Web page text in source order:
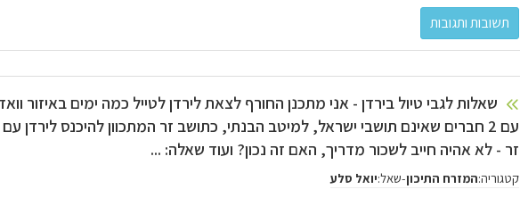
שאלות לגבי טיול בירדן - אני מתכנן החורף לצאת לירדן לטייל כמה ימים באיזור
עם 2 חברים שאינם תושבי ישראל, למיטב הבנתי, כתושב זר המתכוון להיכנס לירדן עם
זר - לא אהיה חייב לשכור מדריך, האם זה נכון? ועוד שאלה: ...
קטגוריה:המזרח התיכון-שאל:יואל סלע